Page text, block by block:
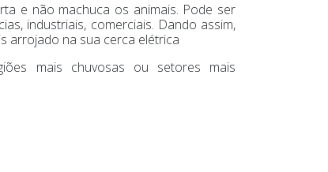
e não machuca os animais. Pode ser
industriais, comerciais. Dando assim,
arrojado na sua cerca elétrica
mais chuvosas ou setores mais